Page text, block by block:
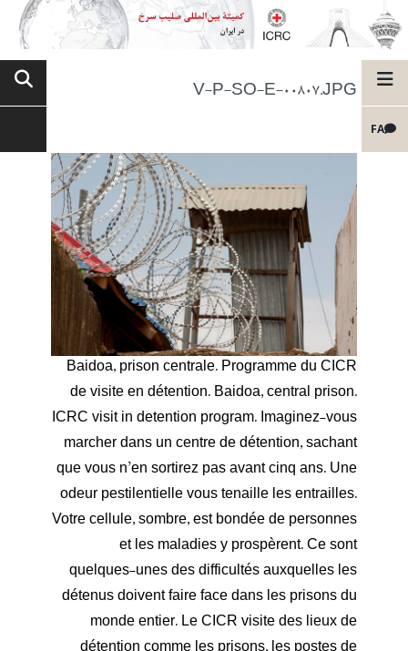
FA
V-P-SO-E-00807.JPG
Baidoa, prison centrale. Programme du CICR
de visite en détention. Baidoa, central prison.
ICRC visit in detention program. Imaginez-vous
marcher dans un centre de détention, sachant
que vous n’en sortirez pas avant cinq ans. Une
odeur pestilentielle vous tenaille les entrailles.
Votre cellule, sombre, est bondée de personnes
et les maladies y prospèrent. Ce sont
quelques-unes des difficultés auxquelles les
détenus doivent faire face dans les prisons du
monde entier. Le CICR visite des lieux de